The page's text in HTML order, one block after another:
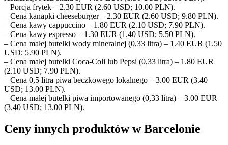
– Porcja frytek – 2.30 EUR (2.60 USD; 10.00 PLN).
– Cena kanapki cheeseburger – 2.30 EUR (2.60 USD; 9.80 PLN).
– Cena kawy cappuccino – 1.80 EUR (2.10 USD; 7.90 PLN).
– Cena kawy espresso – 1.30 EUR (1.40 USD; 5.50 PLN).
– Cena małej butelki wody mineralnej (0,33 litra) – 1.40 EUR (1.50
USD; 5.90 PLN).
– Cena małej butelki Coca-Coli lub Pepsi (0,33 litra) – 1.80 EUR
(2.10 USD; 7.90 PLN).
– Cena 0,5 litra piwa beczkowego lokalnego – 3.00 EUR (3.40
USD; 13.00 PLN).
– Cena małej butelki piwa importowanego (0,33 litra) – 3.00 EUR
(3.40 USD; 13.00 PLN).
Ceny innych produktów w Barcelonie